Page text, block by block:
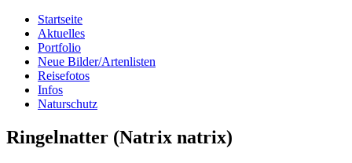
Startseite
Aktuelles
Portfolio
Neue Bilder/Artenlisten
Reisefotos
Infos
Naturschutz
Ringelnatter (Natrix natrix)